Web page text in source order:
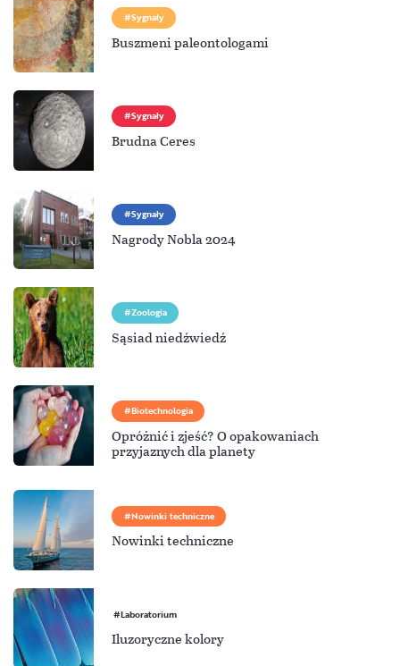
Sygnały
Buszmeni paleontologami
Sygnały
Brudna Ceres
Sygnały
Nagrody Nobla 2024
Zoologia
Sąsiad niedźwiedź
Biotechnologia
Opróżnić i zjeść? O opakowaniach
przyjaznych dla planety
Nowinki techniczne
Nowinki techniczne
Laboratorium
Iluzoryczne kolory